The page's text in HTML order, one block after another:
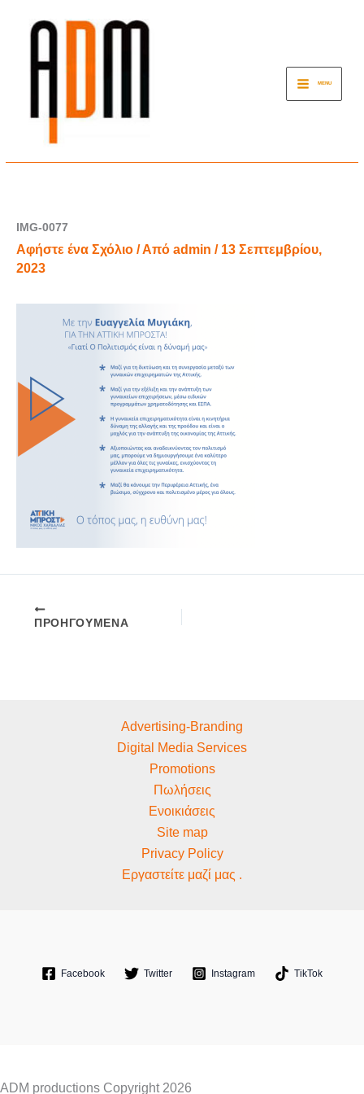
MENU
IMG-0077
Αφήστε ένα Σχόλιο / Από admin / 13 Σεπτεμβρίου,
2023
ΠΡΟΗΓΟΎΜΕΝΑ
Advertising-Branding
Digital Media Services
Promotions
Πωλήσεις
Ενοικιάσεις
Site map
Privacy Policy
Εργαστείτε μαζί μας .
Facebook Twitter Instagram TikTok
ADM productions Copyright 2026